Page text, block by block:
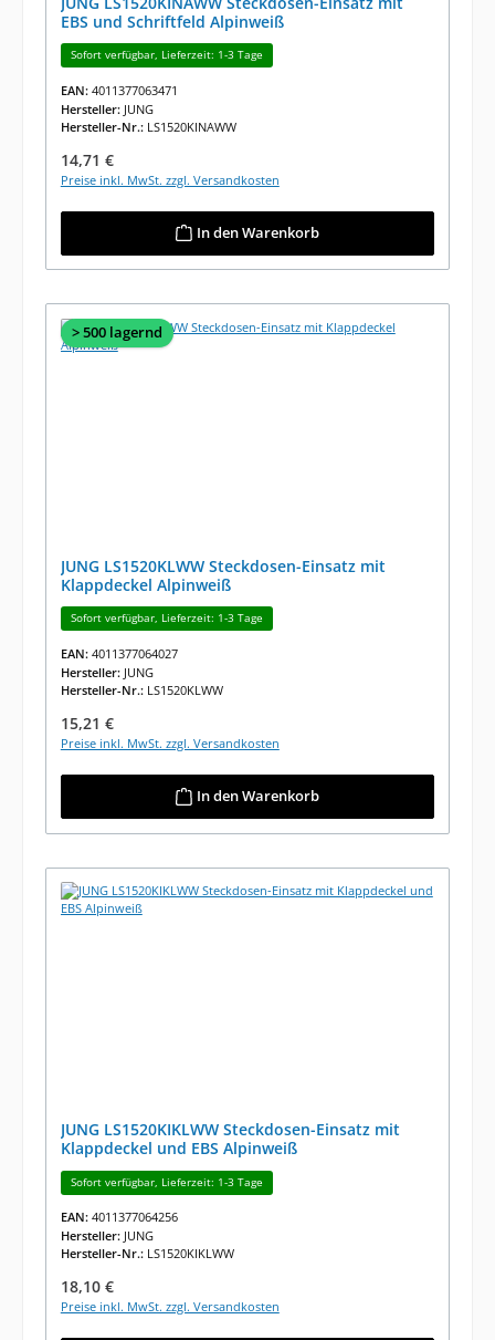
EBS und Schriftfeld Alpinweiß
Sofort verfügbar, Lieferzeit: 1-3 Tage
EAN: 4011377063471
Hersteller: JUNG
Hersteller-Nr.: LS1520KINAWW
Regulärer Preis:
14,71 €
Preise inkl. MwSt. zzgl. Versandkosten
In den Warenkorb
> 500 lagernd
JUNG LS1520KLWW Steckdosen-Einsatz mit
Klappdeckel Alpinweiß
Sofort verfügbar, Lieferzeit: 1-3 Tage
EAN: 4011377064027
Hersteller: JUNG
Hersteller-Nr.: LS1520KLWW
Regulärer Preis:
15,21 €
Preise inkl. MwSt. zzgl. Versandkosten
In den Warenkorb
JUNG LS1520KIKLWW Steckdosen-Einsatz mit
Klappdeckel und EBS Alpinweiß
Sofort verfügbar, Lieferzeit: 1-3 Tage
EAN: 4011377064256
Hersteller: JUNG
Hersteller-Nr.: LS1520KIKLWW
Regulärer Preis:
18,10 €
Preise inkl. MwSt. zzgl. Versandkosten